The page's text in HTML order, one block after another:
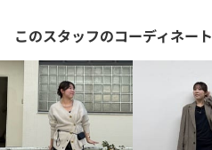
このスタッフのコーディネート